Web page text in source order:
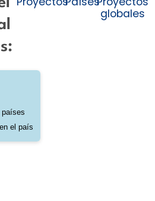
globales
países
el país